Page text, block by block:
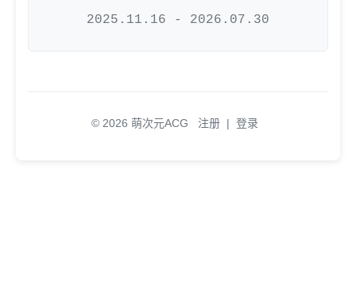
2025.11.16 - 2026.07.30
© 2026 萌次元ACG 注册 | 登录